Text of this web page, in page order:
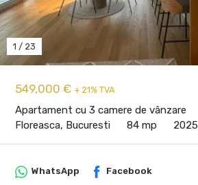
549,000 € + 21% TVA
Apartament cu 3 camere de vânzare
Floreasca, Bucuresti
84 mp 2025
1 / 23
WhatsApp Facebook